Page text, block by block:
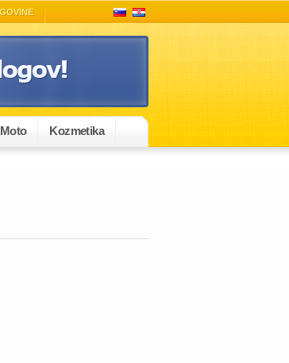
Kozmetika